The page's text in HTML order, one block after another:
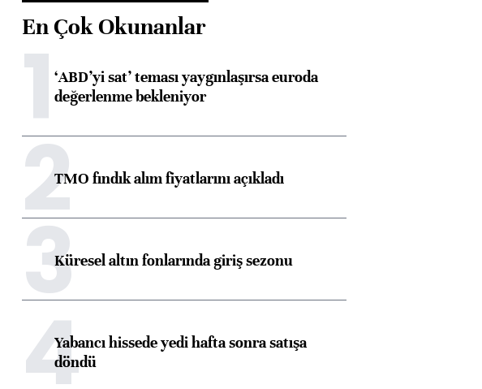
En Çok Okunanlar
1‘ABD’yi sat’ teması yaygınlaşırsa euroda
değerlenme bekleniyor
2TMO fındık alım fiyatlarını açıkladı
3Küresel altın fonlarında giriş sezonu
4Yabancı hissede yedi hafta sonra satışa
döndü